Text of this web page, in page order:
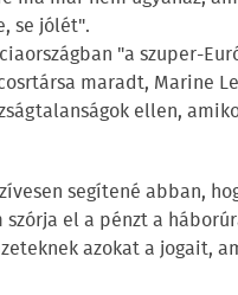
se jólét".
"a szuper-
maradt, Marine
ellen,
segítené abban,
el a pénzt a
azokat a jogait,